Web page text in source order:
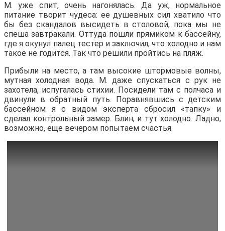
М. уже спит, очень нагонялась. Да уж, нормальное
питание творит чудеса: ее душевных сил хватило что
бы без скандалов высидеть в столовой, пока мы не
спеша завтракали. Оттуда пошли прямиком к бассейну,
где я окунул палец тестер и заключил, что холодно и нам
такое не годится. Так что решили пройтись на пляж.
Прибыли на место, а там высокие штормовые волны,
мутная холодная вода. М. даже спускаться с рук не
захотела, испугалась стихии. Посидели там с полчаса и
двинули в обратный путь. Поравнявшись с детским
бассейном я с видом эксперта сбросил «тапку» и
сделал контрольный замер. Блин, и тут холодно. Ладно,
возможно, еще вечером попытаем счастья.